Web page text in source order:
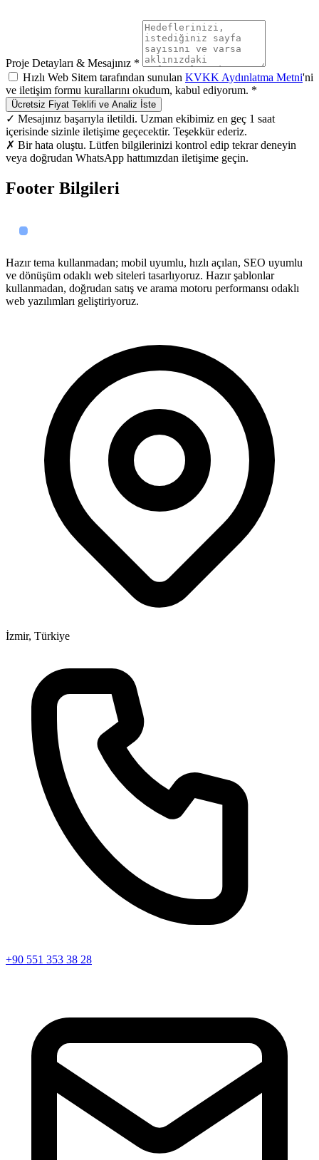
Proje Detayları & Mesajınız *
Hızlı Web Sitem tarafından sunulan KVKK Aydınlatma Metni'ni
ve iletişim formu kurallarını okudum, kabul ediyorum. *
Ücretsiz Fiyat Teklifi ve Analiz İste
✓ Mesajınız başarıyla iletildi. Uzman ekibimiz en geç 1 saat
içerisinde sizinle iletişime geçecektir. Teşekkür ederiz.
✗ Bir hata oluştu. Lütfen bilgilerinizi kontrol edip tekrar deneyin
veya doğrudan WhatsApp hattımızdan iletişime geçin.
Footer Bilgileri
Hazır tema kullanmadan; mobil uyumlu, hızlı açılan, SEO uyumlu
ve dönüşüm odaklı web siteleri tasarlıyoruz. Hazır şablonlar
kullanmadan, doğrudan satış ve arama motoru performansı odaklı
web yazılımları geliştiriyoruz.
İzmir, Türkiye
+90 551 353 38 28